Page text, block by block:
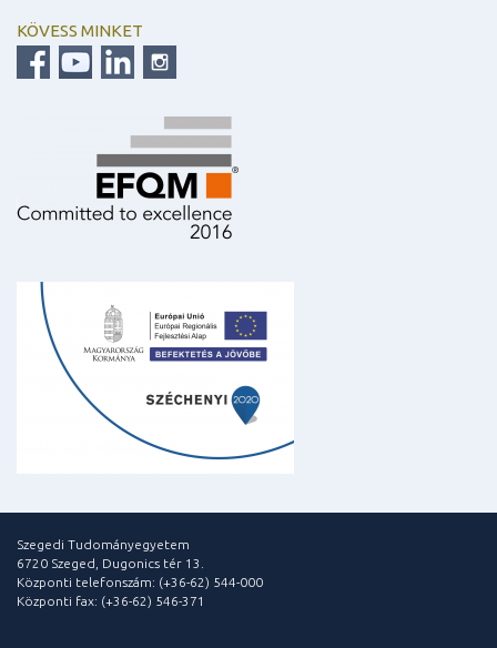
KÖVESS MINKET
Szegedi Tudományegyetem
6720 Szeged, Dugonics tér 13.
Központi telefonszám: (+36-62) 544-000
Központi fax: (+36-62) 546-371